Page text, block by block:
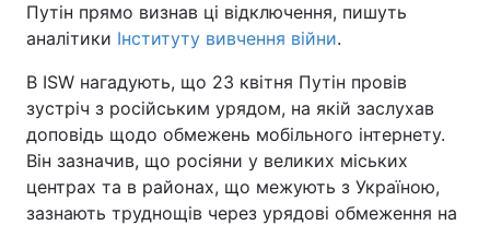
Путін прямо визнав ці відключення, пишуть
аналітики Інституту вивчення війни.
В ISW нагадують, що 23 квітня Путін провів
зустріч з російським урядом, на якій заслухав
доповідь щодо обмежень мобільного інтернету.
Він зазначив, що росіяни у великих міських
центрах та в районах, що межують з Україною,
зазнають труднощів через урядові обмеження на